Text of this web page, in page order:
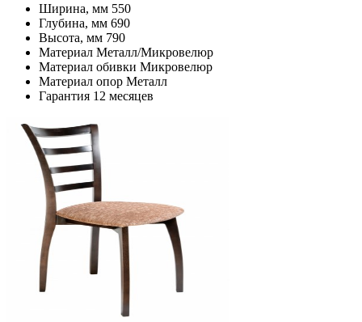
Ширина, мм 550
Глубина, мм 690
Высота, мм 790
Материал Металл/Микровелюр
Материал обивки Микровелюр
Материал опор Металл
Гарантия 12 месяцев